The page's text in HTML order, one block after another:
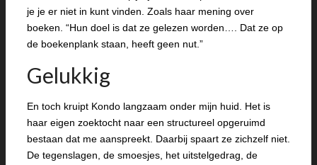
je je er niet in kunt vinden. Zoals haar mening over
boeken. “Hun doel is dat ze gelezen worden…. Dat ze op
de boekenplank staan, heeft geen nut.”
Gelukkig
En toch kruipt Kondo langzaam onder mijn huid. Het is
haar eigen zoektocht naar een structureel opgeruimd
bestaan dat me aanspreekt. Daarbij spaart ze zichzelf niet.
De tegenslagen, de smoesjes, het uitstelgedrag, de